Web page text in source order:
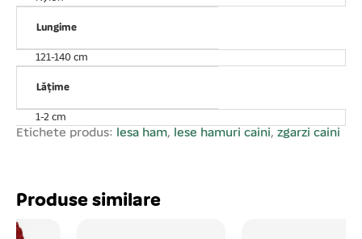
permite să le adaptați în mod ideal la dimensiunea
câinelui, astfel încât acestea să nu fie prea libere sau
prea strâns fixat. Dimensiuni lesă: lățime 1, 5 cm și
lungime 120 cm. Dimensiuni ham: lățime 10- 15 cm,
lungime 14- 22 cm. Lungimea maximă desfășurată a
zgărzii este de 40 cm. Disponibilă amestecat în diferite
culori în set. IMPORTANT: Acest produs este disponibil în
Lungime
121-140 cm
Lățime
1-2 cm
Etichete produs: lesa ham, lese hamuri caini, zgarzi caini
Produse similare